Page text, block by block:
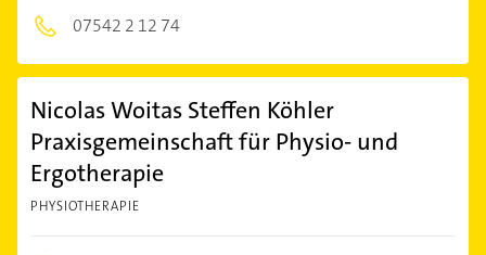
07542 2 12 74
Nicolas Woitas Steffen Köhler
Praxisgemeinschaft für Physio- und
Ergotherapie
PHYSIOTHERAPIE